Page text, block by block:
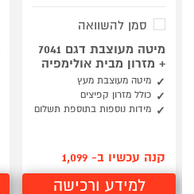
סמן להשוואה
מיטה מעוצבת דגם 7041
+ מזרון מבית אולימפיה
מיטה מעוצבת מעץ
כולל מזרון קפיצים
מידות נוספות בתוספת תשלום
קנה עכשיו ב- 1,099
למידע ורכישה